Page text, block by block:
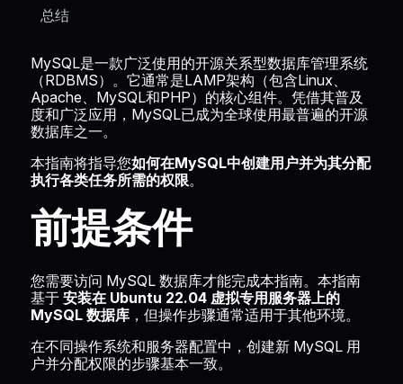
总结
MySQL是一款广泛使用的开源关系型数据库管理系统
（RDBMS）。它通常是LAMP架构（包含Linux、
Apache、MySQL和PHP）的核心组件。凭借其普及
度和广泛应用，MySQL已成为全球使用最普遍的开源
数据库之一。
本指南将指导您如何在MySQL中创建用户并为其分配
执行各类任务所需的权限。
前提条件
您需要访问 MySQL 数据库才能完成本指南。本指南
基于 安装在 Ubuntu 22.04 虚拟专用服务器上的
MySQL 数据库 ，但操作步骤通常适用于其他环境。
在不同操作系统和服务器配置中，创建新 MySQL 用
户并分配权限的步骤基本一致。